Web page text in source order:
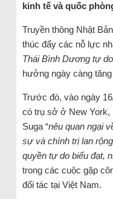
kinh tế và quốc
Truyền thông Nhật
thúc đẩy các nỗ lực
Thái Bình Dương tự
hưởng ngày càng
Trước đó, vào ngày
có trụ sở ở New York,
Suga “nêu quan ngại
sự và chính trị lan
quyền tự do biểu đạt,
trong các cuộc gặp
đối tác tại Việt Nam.